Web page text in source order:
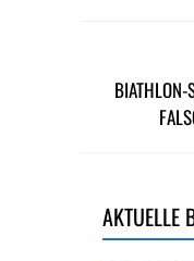
BIATHLON-
AKTUELLE